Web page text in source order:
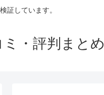
証しています。
・評判まとめ